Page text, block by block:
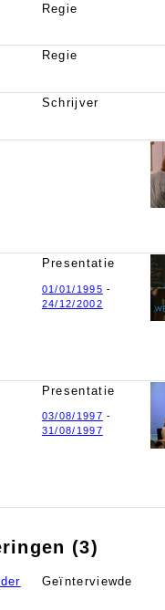
Regie
Regie
Schrijver
Presentatie
01/01/1995 -
24/12/2002
Presentatie
03/08/1997 -
31/08/1997
(3)
Geïnterviewde